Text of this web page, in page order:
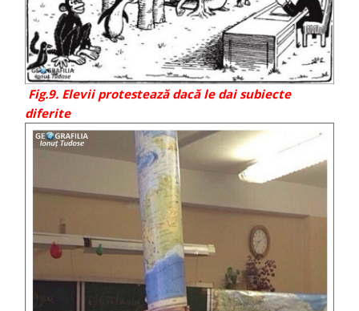
Fig.9. Elevii protestează dacă le dai subiecte
diferite